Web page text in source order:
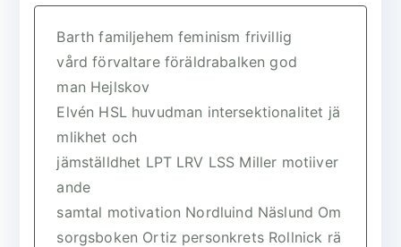
Barth familjehem feminism frivillig
vård förvaltare föräldrabalken god
man Hejlskov
Elvén HSL huvudman intersektionalitet jä
mlikhet och
jämställdhet LPT LRV LSS Miller motiiver
ande
samtal motivation Nordluind Näslund Om
sorgsboken Ortiz personkrets Rollnick rä